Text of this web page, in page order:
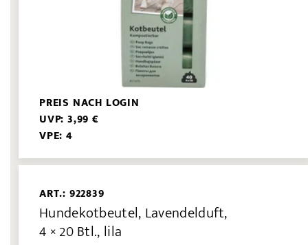
PREIS NACH LOGIN
UVP: 3,99 €
VPE: 4
ART.: 922839
Hundekotbeutel, Lavendelduft,
4 × 20 Btl., lila